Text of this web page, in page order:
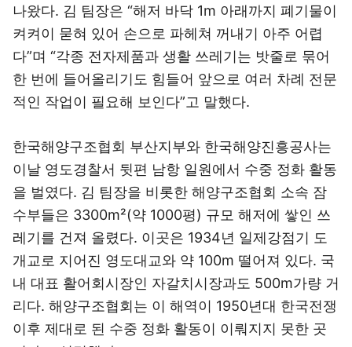
나왔다. 김 팀장은 “해저 바닥 1m 아래까지 폐기물이
켜켜이 묻혀 있어 손으로 파헤쳐 꺼내기 아주 어렵
다”며 “각종 전자제품과 생활 쓰레기는 밧줄로 묶어
한 번에 들어올리기도 힘들어 앞으로 여러 차례 전문
적인 작업이 필요해 보인다”고 말했다.
한국해양구조협회 부산지부와 한국해양진흥공사는
이날 영도경찰서 뒷편 남항 일원에서 수중 정화 활동
을 벌였다. 김 팀장을 비롯한 해양구조협회 소속 잠
수부들은 3300m²(약 1000평) 규모 해저에 쌓인 쓰
레기를 건져 올렸다. 이곳은 1934년 일제강점기 도
개교로 지어진 영도대교와 약 100m 떨어져 있다. 국
내 대표 활어회시장인 자갈치시장과도 500m가량 거
리다. 해양구조협회는 이 해역이 1950년대 한국전쟁
이후 제대로 된 수중 정화 활동이 이뤄지지 못한 곳